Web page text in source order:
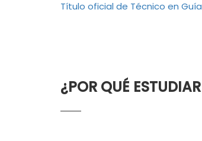
Título oficial de Técnico en
¿POR QUÉ